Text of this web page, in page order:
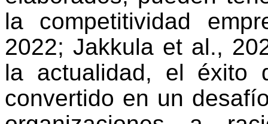
la competitividad
2022; Jakkula et al.,
la actualidad, el éxito
convertido en un